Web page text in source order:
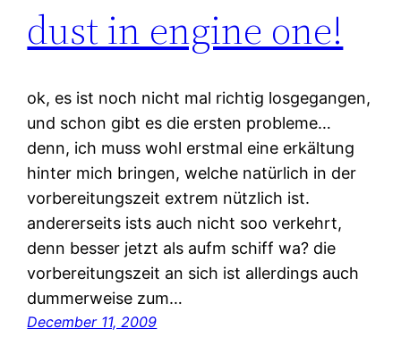
dust in engine one!
ok, es ist noch nicht mal richtig losgegangen,
und schon gibt es die ersten probleme…
denn, ich muss wohl erstmal eine erkältung
hinter mich bringen, welche natürlich in der
vorbereitungszeit extrem nützlich ist.
andererseits ists auch nicht soo verkehrt,
denn besser jetzt als aufm schiff wa? die
vorbereitungszeit an sich ist allerdings auch
dummerweise zum…
December 11, 2009